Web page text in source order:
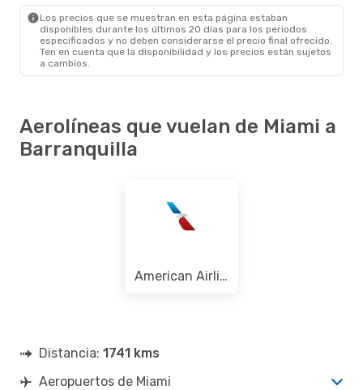
Los precios que se muestran en esta página estaban
disponibles durante los últimos 20 días para los periodos
especificados y no deben considerarse el precio final ofrecido.
Ten en cuenta que la disponibilidad y los precios están sujetos
a cambios.
Aerolíneas que vuelan de Miami a
Barranquilla
American Airlines
Distancia: 1741 kms
Aeropuertos de Miami